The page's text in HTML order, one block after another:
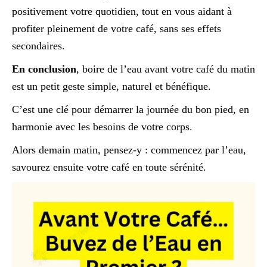
positivement votre quotidien, tout en vous aidant à
profiter pleinement de votre café, sans ses effets
secondaires.
En conclusion, boire de l’eau avant votre café du matin
est un petit geste simple, naturel et bénéfique.
C’est une clé pour démarrer la journée du bon pied, en
harmonie avec les besoins de votre corps.
Alors demain matin, pensez-y : commencez par l’eau,
savourez ensuite votre café en toute sérénité.